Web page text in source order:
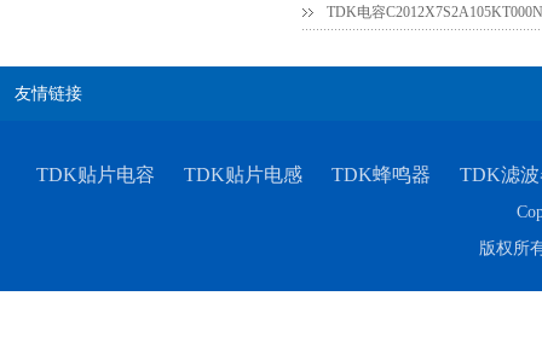
友情链接
TDK贴片电容 TDK贴片电感 TDK蜂鸣器 TDK滤
版权所